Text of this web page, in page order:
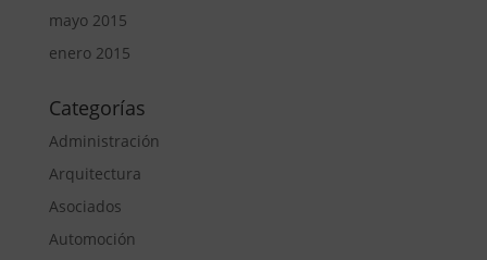
mayo 2015
enero 2015
Categorías
Administración
Arquitectura
Asociados
Automoción